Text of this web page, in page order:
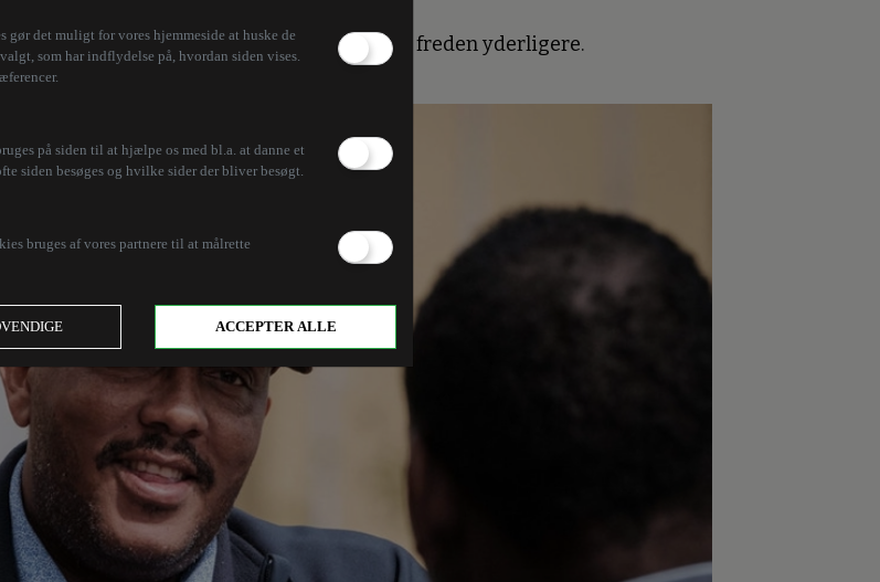
gør det muligt for vores hjemmeside at huske de
som har indflydelse på, hvordan siden vises.
på siden til at hjælpe os med bl.a. at danne et
siden besøges og hvilke sider der bliver besøgt.
bruges af vores partnere til at målrette
ACCEPTER ALLE
leder af Tigray-regionen. Dermed styrkes freden yderligere.